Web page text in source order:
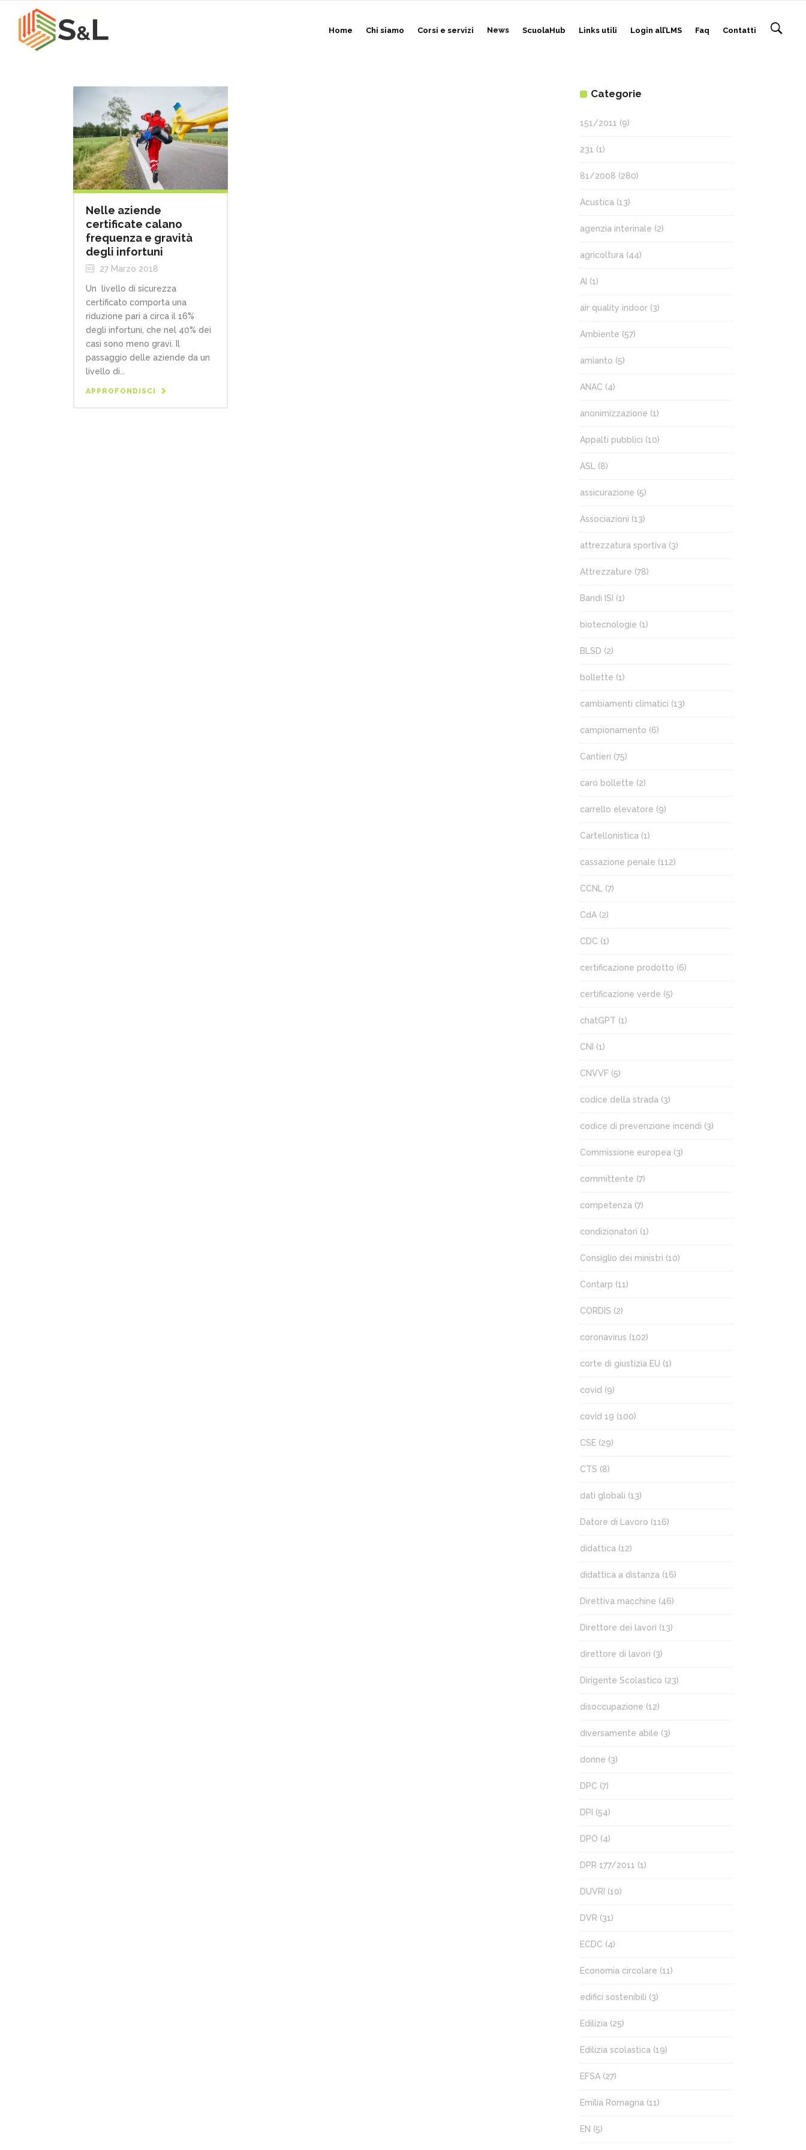
Home Chi siamo Corsi e servizi News ScuolaHub Links utili Login all’LMS Faq Contatti
Nelle aziende
certificate calano
frequenza e gravità
degli infortuni
27 Marzo 2018
Un livello di sicurezza
certificato comporta una
riduzione pari a circa il 16%
degli infortuni, che nel 40% dei
casi sono meno gravi. Il
passaggio delle aziende da un
livello di...
APPROFONDISCI
Categorie
151/2011 (9)
231 (1)
81/2008 (280)
Acustica (13)
agenzia interinale (2)
agricoltura (44)
AI (1)
air quality indoor (3)
Ambiente (57)
amianto (5)
ANAC (4)
anonimizzazione (1)
Appalti pubblici (10)
ASL (8)
assicurazione (5)
Associazioni (13)
attrezzatura sportiva (3)
Attrezzature (78)
Bandi ISI (1)
biotecnologie (1)
BLSD (2)
bollette (1)
cambiamenti climatici (13)
campionamento (6)
Cantieri (75)
caro bollette (2)
carrello elevatore (9)
Cartellonistica (1)
cassazione penale (112)
CCNL (7)
CdA (2)
CDC (1)
certificazione prodotto (6)
certificazione verde (5)
chatGPT (1)
CNI (1)
CNVVF (5)
codice della strada (3)
codice di prevenzione incendi (3)
Commissione europea (3)
committente (7)
competenza (7)
condizionatori (1)
Consiglio dei ministri (10)
Contarp (11)
CORDIS (2)
coronavirus (102)
corte di giustizia EU (1)
covid (9)
covid 19 (100)
CSE (29)
CTS (8)
dati globali (13)
Datore di Lavoro (116)
didattica (12)
didattica a distanza (16)
Direttiva macchine (46)
Direttore dei lavori (13)
direttore di lavori (3)
Dirigente Scolastico (23)
disoccupazione (12)
diversamente abile (3)
donne (3)
DPC (7)
DPI (54)
DPO (4)
DPR 177/2011 (1)
DUVRI (10)
DVR (31)
ECDC (4)
Economia circolare (11)
edifici sostenibili (3)
Edilizia (25)
Edilizia scolastica (19)
EFSA (27)
Emilia Romagna (11)
EN (5)